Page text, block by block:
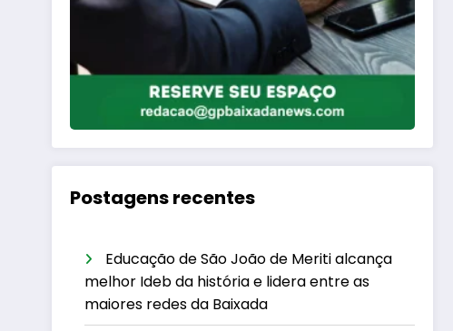
Postagens recentes
Educação de São João de Meriti alcança
melhor Ideb da história e lidera entre as
maiores redes da Baixada